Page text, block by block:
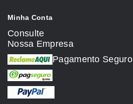
Minha Conta
Consulte
Nossa Empresa
Pagamento Seguro